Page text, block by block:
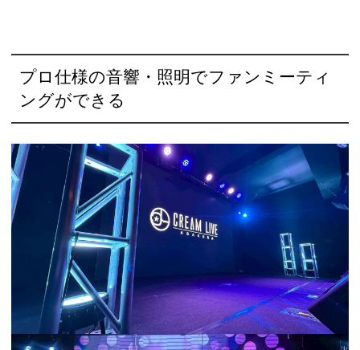
プロ仕様の音響・照明でファンミーティ
ングができる